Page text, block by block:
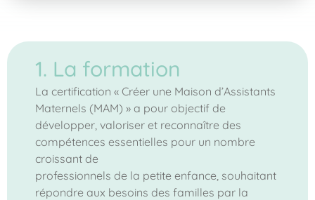
1. La formation
La certification « Créer une Maison d’Assistants
Maternels (MAM) » a pour objectif de
développer, valoriser et reconnaître des
compétences essentielles pour un nombre
croissant de
professionnels de la petite enfance, souhaitant
répondre aux besoins des familles par la